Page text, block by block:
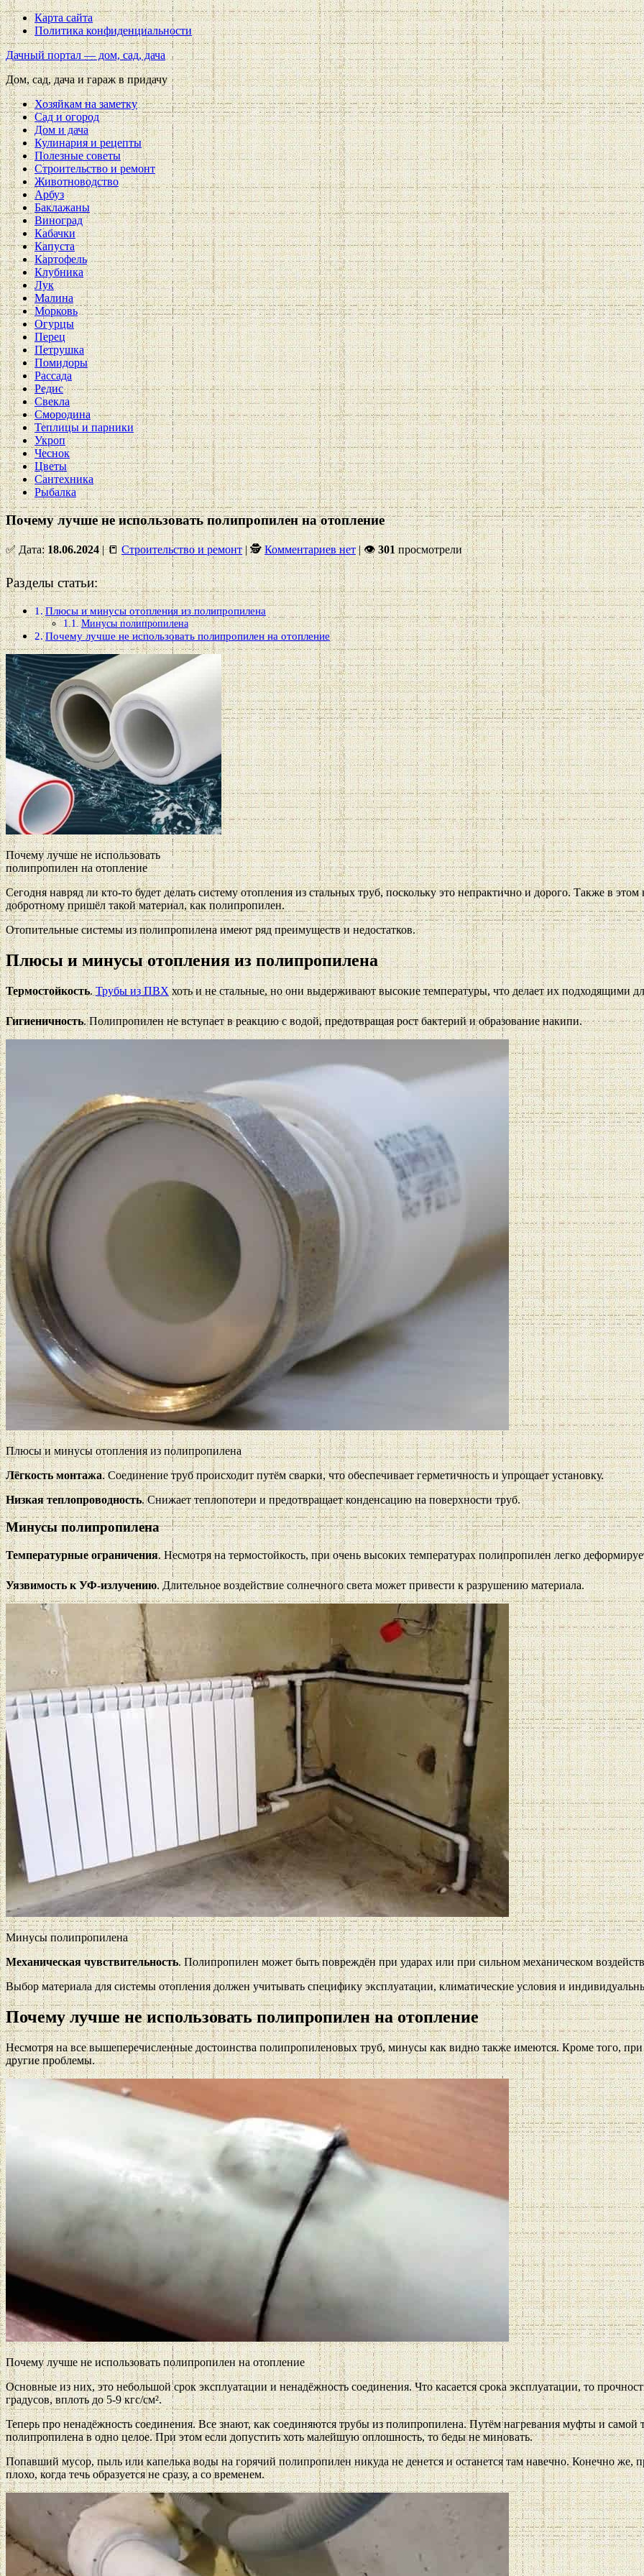
Карта сайта
Политика конфиденциальности
Дачный портал — дом, сад, дача
Дом, сад, дача и гараж в придачу
Хозяйкам на заметку
Сад и огород
Дом и дача
Кулинария и рецепты
Полезные советы
Строительство и ремонт
Животноводство
Арбуз
Баклажаны
Виноград
Кабачки
Капуста
Картофель
Клубника
Лук
Малина
Морковь
Огурцы
Перец
Петрушка
Помидоры
Рассада
Редис
Свекла
Смородина
Теплицы и парники
Укроп
Чеснок
Цветы
Сантехника
Рыбалка
Почему лучше не использовать полипропилен на отопление
✅ Дата:18.06.2024| 📒Строительство и ремонт| 🕵Комментариев нет|👁301просмотрели
Разделы статьи:
Плюсы и минусы отопления из полипропилена
Минусы полипропилена
Почему лучше не использовать полипропилен на отопление
Почему лучше не использовать
полипропилен на отопление
Сегодня навряд ли кто-то будет делать систему отопления из стальных труб, поскольку это непрактично и дорого. Также в
добротному пришёл такой материал, как полипропилен.
Отопительные системы из полипропилена имеют ряд преимуществ и недостатков.
Плюсы и минусы отопления из полипропилена
Термостойкость.Трубы из ПВХхоть и не стальные, но они выдерживают высокие температуры, что делает их подходящими
Гигиеничность. Полипропилен не вступает в реакцию с водой, предотвращая рост бактерий и образование накипи.
Плюсы и минусы отопления из полипропилена
Лёгкость монтажа. Соединение труб происходит путём сварки, что обеспечивает герметичность и упрощает установку.
Низкая теплопроводность. Снижает теплопотери и предотвращает конденсацию на поверхности труб.
Минусы полипропилена
Температурные ограничения. Несмотря на термостойкость, при очень высоких температурах полипропилен легко
Уязвимость к УФ-излучению. Длительное воздействие солнечного света может привести к разрушению материала.
Минусы полипропилена
Механическая чувствительность. Полипропилен может быть повреждён при ударах или при сильном механическом
Выбор материала для системы отопления должен учитывать специфику эксплуатации, климатические условия и
Почему лучше не использовать полипропилен на отопление
Несмотря на все вышеперечисленные достоинства полипропиленовых труб, минусы как видно также имеются. Кроме того,
другие проблемы.
Почему лучше не использовать полипропилен на отопление
Основные из них, это небольшой срок эксплуатации и ненадёжность соединения. Что касается срока эксплуатации, то
градусов, вплоть до 5-9 кгс/см².
Теперь про ненадёжность соединения. Все знают, как соединяются трубы из полипропилена. Путём нагревания муфты и самой
полипропилена в одно целое. При этом если допустить хоть малейшую оплошность, то беды не миновать.
Попавший мусор, пыль или капелька воды на горячий полипропилен никуда не денется и останется там навечно. Конечно же,
плохо, когда течь образуется не сразу, а со временем.